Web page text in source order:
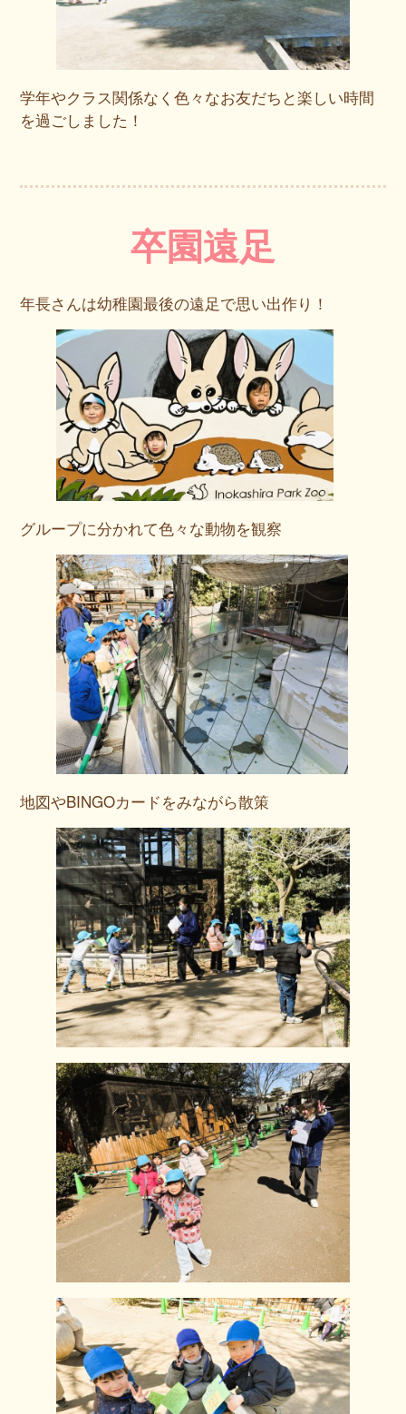
学年やクラス関係なく色々なお友だちと楽しい時間
を過ごしました！
卒園遠足
年長さんは幼稚園最後の遠足で思い出作り！
グループに分かれて色々な動物を観察
地図やBINGOカードをみながら散策